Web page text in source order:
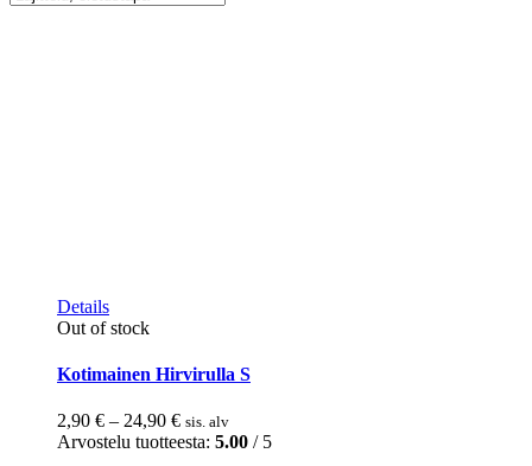
DetailsTällä
tuotteella
useampi
Voit
tehdä
valinnat
Out of stock
Kotimainen Hirvirulla S
2,90 € – 24,90 €Hintaluokka:
2,90 €
sis. alv
Arvostelu tuotteesta: 5.00 / 5